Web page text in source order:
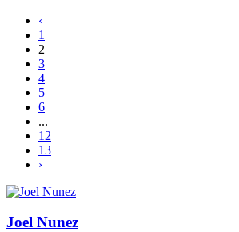
‹
1
2
3
4
5
6
...
12
13
›
Joel Nunez